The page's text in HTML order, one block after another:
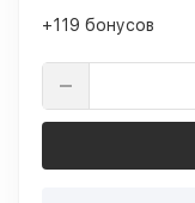
+119 бонусов